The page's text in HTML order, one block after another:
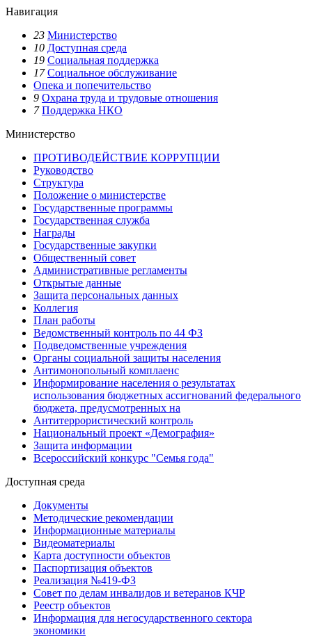
Навигация
23 Министерство
10 Доступная среда
19 Социальная поддержка
17 Социальное обслуживание
Опека и попечительство
9 Охрана труда и трудовые отношения
7 Поддержка НКО
Министерство
ПРОТИВОДЕЙСТВИЕ КОРРУПЦИИ
Руководство
Структура
Положение о министерстве
Государственные программы
Государственная служба
Награды
Государственные закупки
Общественный совет
Административные регламенты
Открытые данные
Защита персональных данных
Коллегия
План работы
Ведомственный контроль по 44 ФЗ
Подведомственные учреждения
Органы социальной защиты населения
Антимонопольный комплаенс
Информирование населения о результатах
использования бюджетных ассигнований федерального
бюджета, предусмотренных на
Антитеррористический контроль
Национальный проект «Демография»
Защита информации
Всероссийский конкурс "Семья года"
Доступная среда
Документы
Методические рекомендации
Информационные материалы
Видеоматериалы
Карта доступности объектов
Паспортизация объектов
Реализация №419-ФЗ
Совет по делам инвалидов и ветеранов КЧР
Реестр объектов
Информация для негосударственного сектора
экономики